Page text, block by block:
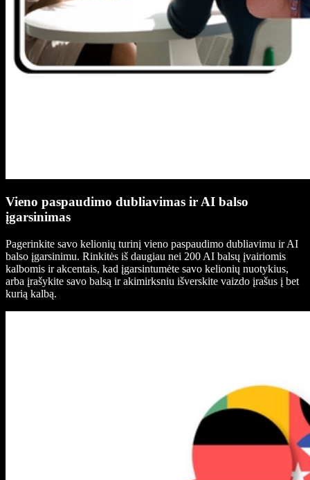
Vieno paspaudimo dubliavimas ir AI balso
įgarsinimas
Pagerinkite savo kelionių turinį vieno paspaudimo dubliavimu ir AI
balso įgarsinimu. Rinkitės iš daugiau nei 200 AI balsų įvairiomis
kalbomis ir akcentais, kad įgarsintumėte savo kelionių nuotykius,
arba įrašykite savo balsą ir akimirksniu išverskite vaizdo įrašus į bet
kurią kalbą.